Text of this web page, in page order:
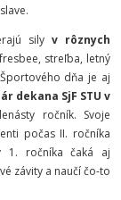
sily v rôznych
streľba, letný
dňa je aj
dekana SjF STU v
ročník. Svoje
počas II. ročníka
1. ročníka čaká aj
závity a naučí čo-to